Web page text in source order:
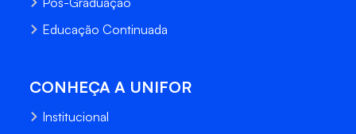
Educação Continuada
CONHEÇA A UNIFOR
Institucional